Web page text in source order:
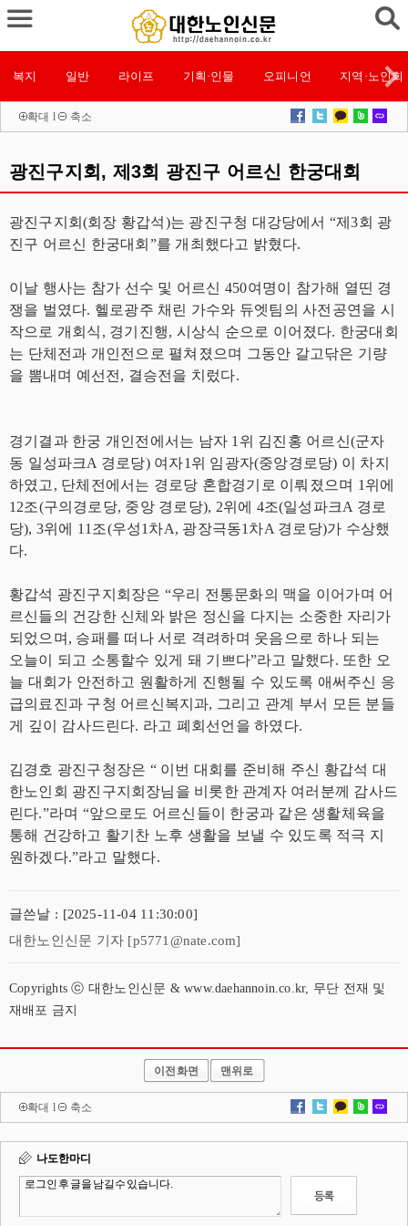
복지 일반 라이프 기획·인물 오피니언 지역·노인회
확대 l 축소
광진구지회, 제3회 광진구 어르신 한궁대회
광진구지회(회장 황갑석)는 광진구청 대강당에서 “제3회 광
진구 어르신 한궁대회”를 개최했다고 밝혔다.
이날 행사는 참가 선수 및 어르신 450여명이 참가해 열띤 경
쟁을 벌였다. 헬로광주 채린 가수와 듀엣팀의 사전공연을 시
작으로 개회식, 경기진행, 시상식 순으로 이어졌다. 한궁대회
는 단체전과 개인전으로 펼쳐졌으며 그동안 갈고닦은 기량
을 뽐내며 예선전, 결승전을 치렀다.
경기결과 한궁 개인전에서는 남자 1위 김진홍 어르신(군자
동 일성파크A 경로당) 여자1위 임광자(중앙경로당) 이 차지
하였고, 단체전에서는 경로당 혼합경기로 이뤄졌으며 1위에
12조(구의경로당, 중앙 경로당), 2위에 4조(일성파크A 경로
당), 3위에 11조(우성1차A, 광장극동1차A 경로당)가 수상했
다.
황갑석 광진구지회장은 “우리 전통문화의 맥을 이어가며 어
르신들의 건강한 신체와 밝은 정신을 다지는 소중한 자리가
되었으며, 승패를 떠나 서로 격려하며 웃음으로 하나 되는
오늘이 되고 소통할수 있게 돼 기쁘다”라고 말했다. 또한 오
늘 대회가 안전하고 원활하게 진행될 수 있도록 애써주신 응
급의료진과 구청 어르신복지과, 그리고 관계 부서 모든 분들
게 깊이 감사드린다. 라고 폐회선언을 하였다.
김경호 광진구청장은 “ 이번 대회를 준비해 주신 황갑석 대
한노인회 광진구지회장님을 비롯한 관계자 여러분께 감사드
린다.”라며 “앞으로도 어르신들이 한궁과 같은 생활체육을
통해 건강하고 활기찬 노후 생활을 보낼 수 있도록 적극 지
원하겠다.”라고 말했다.
글쓴날 : [2025-11-04 11:30:00]
대한노인신문 기자 [p5771@nate.com]
Copyrights ⓒ 대한노인신문 & www.daehannoin.co.kr, 무단 전재 및
재배포 금지
이전화면 맨위로
확대 l 축소